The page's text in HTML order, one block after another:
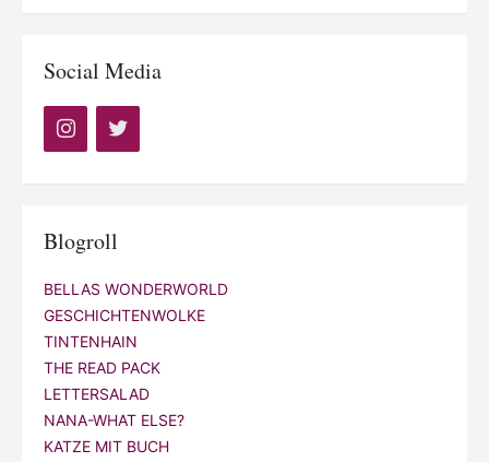
Social Media
Blogroll
BELLAS WONDERWORLD
GESCHICHTENWOLKE
TINTENHAIN
THE READ PACK
LETTERSALAD
NANA-WHAT ELSE?
KATZE MIT BUCH